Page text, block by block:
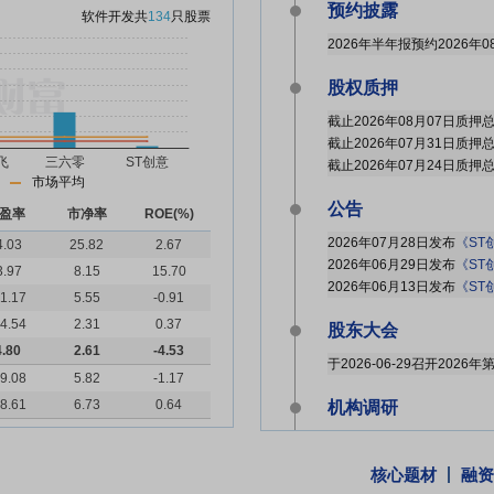
软件开发共134只股票
市场平均
率 市净率
ROE(%)
25.82
2.67
8.15
15.70
5.55
-0.91
2.31
0.37
2.61
-4.53
5.82
-1.17
6.73 0.64
预约披露
2026年半年报预约2026年
股权质押
公告
2026年07月28日发布 《
2026年06月29日发布 《
2026年06月13日发布 《ST
股东大会
于2026-06-29召开2026年
机构调研
关联交易
核心题材 融